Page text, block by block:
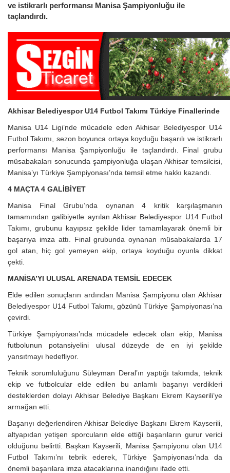
ve istikrarlı performansı Manisa Şampiyonluğu ile
taçlandırdı.
Akhisar Belediyespor U14 Futbol Takımı Türkiye Finallerinde
Manisa U14 Ligi’nde mücadele eden Akhisar Belediyespor U14
Futbol Takımı, sezon boyunca ortaya koyduğu başarılı ve istikrarlı
performansı Manisa Şampiyonluğu ile taçlandırdı. Final grubu
müsabakaları sonucunda şampiyonluğa ulaşan Akhisar temsilcisi,
Manisa’yı Türkiye Şampiyonası’nda temsil etme hakkı kazandı.
4 MAÇTA 4 GALİBİYET
Manisa Final Grubu’nda oynanan 4 kritik karşılaşmanın
tamamından galibiyetle ayrılan Akhisar Belediyespor U14 Futbol
Takımı, grubunu kayıpsız şekilde lider tamamlayarak önemli bir
başarıya imza attı. Final grubunda oynanan müsabakalarda 17
gol atan, hiç gol yemeyen ekip, ortaya koyduğu oyunla dikkat
çekti.
MANİSA’YI ULUSAL ARENADA TEMSİL EDECEK
Elde edilen sonuçların ardından Manisa Şampiyonu olan Akhisar
Belediyespor U14 Futbol Takımı, gözünü Türkiye Şampiyonası’na
çevirdi.
Türkiye Şampiyonası’nda mücadele edecek olan ekip, Manisa
futbolunun potansiyelini ulusal düzeyde de en iyi şekilde
yansıtmayı hedefliyor.
Teknik sorumluluğunu Süleyman Deral’ın yaptığı takımda, teknik
ekip ve futbolcular elde edilen bu anlamlı başarıyı verdikleri
desteklerden dolayı Akhisar Belediye Başkanı Ekrem Kayserili’ye
armağan etti.
Başarıyı değerlendiren Akhisar Belediye Başkanı Ekrem Kayserili,
altyapıdan yetişen sporcuların elde ettiği başarıların gurur verici
olduğunu belirtti. Başkan Kayserili, Manisa Şampiyonu olan U14
Futbol Takımı’nı tebrik ederek, Türkiye Şampiyonası’nda da
önemli başarılara imza atacaklarına inandığını ifade etti.